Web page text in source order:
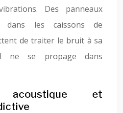
Des panneaux
dans les caissons de
de traiter le bruit à sa
ne se propage dans
acoustique et